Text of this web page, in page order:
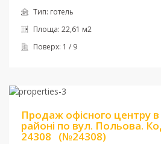
Тип: готель
Площа: 22,61 м2
Поверх: 1 / 9
Продаж офісного центру
районі по вул. Польова.
24308 (№24308)